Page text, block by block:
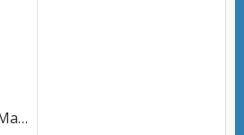
The Gang: Street Mafia Wars (Зэ Гэнг) [МОД Mega Pack] APK Android